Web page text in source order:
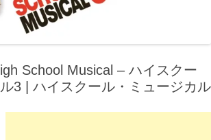
School Musical – ハイスクー
3 | ハイスクール・ミュージカル